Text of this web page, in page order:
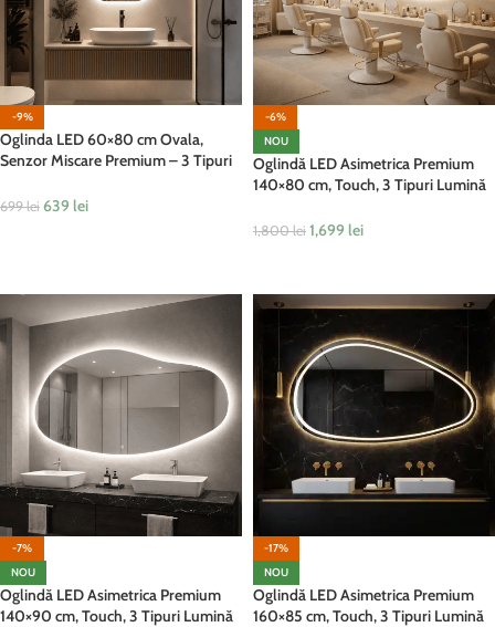
-9%
Oglinda LED 60×80 cm Ovala,
Senzor Miscare Premium – 3 Tipuri
Temperatura, Dezaburire
699lei 639 lei
-6%
NOU
Oglindă LED Asimetrica Premium
140×80 cm, Touch, 3 Tipuri Lumină
1,800lei 1,699 lei
-7%
NOU
Oglindă LED Asimetrica Premium
140×90 cm, Touch, 3 Tipuri Lumină
-17%
NOU
Oglindă LED Asimetrica Premium
160×85 cm, Touch, 3 Tipuri Lumină